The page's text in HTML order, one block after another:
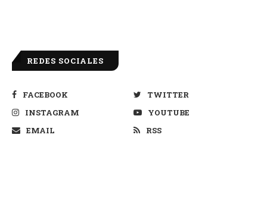
REDES SOCIALES
FACEBOOK
TWITTER
INSTAGRAM
YOUTUBE
EMAIL
RSS